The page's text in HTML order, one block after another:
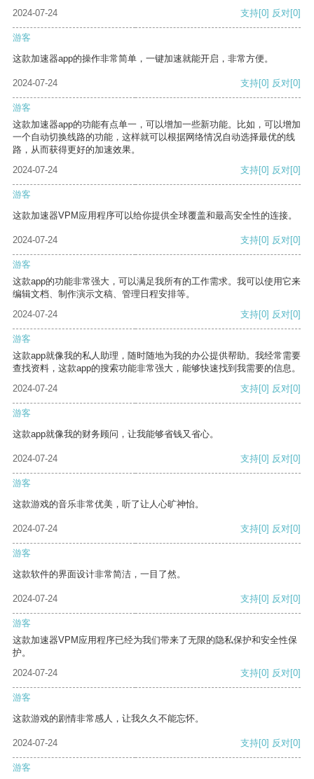
2024-07-24 支持[0] 反对[0]
游客
这款加速器app的操作非常简单，一键加速就能开启，非常方便。
2024-07-24 支持[0] 反对[0]
游客
这款加速器app的功能有点单一，可以增加一些新功能。比如，可以增加
一个自动切换线路的功能，这样就可以根据网络情况自动选择最优的线
路，从而获得更好的加速效果。
2024-07-24
支持[0] 反对[0]
游客
这款加速器VPM应用程序可以给你提供全球覆盖和最高安全性的连接。
2024-07-24 支持[0] 反对[0]
游客
这款app的功能非常强大，可以满足我所有的工作需求。我可以使用它来
编辑文档、制作演示文稿、管理日程安排等。
2024-07-24
支持[0] 反对[0]
游客
这款app就像我的私人助理，随时随地为我的办公提供帮助。我经常需要
查找资料，这款app的搜索功能非常强大，能够快速找到我需要的信息。
2024-07-24
支持[0] 反对[0]
游客
这款app就像我的财务顾问，让我能够省钱又省心。
2024-07-24 支持[0] 反对[0]
游客
这款游戏的音乐非常优美，听了让人心旷神怡。
2024-07-24 支持[0] 反对[0]
游客
这款软件的界面设计非常简洁，一目了然。
2024-07-24 支持[0] 反对[0]
游客
这款加速器VPM应用程序已经为我们带来了无限的隐私保护和安全性保
护。
2024-07-24
支持[0] 反对[0]
游客
这款游戏的剧情非常感人，让我久久不能忘怀。
2024-07-24 支持[0] 反对[0]
游客